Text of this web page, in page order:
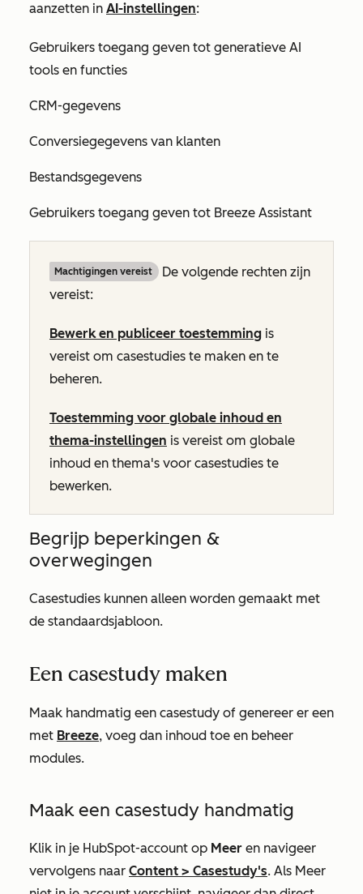
aanzetten in AI-instellingen:
Gebruikers toegang geven tot generatieve AI
tools en functies
CRM-gegevens
Conversiegegevens van klanten
Bestandsgegevens
Gebruikers toegang geven tot Breeze Assistant
Machtigingen vereist
De volgende rechten zijn
vereist:
Bewerk en publiceer toestemming is
vereist om casestudies te maken en te
beheren.
Toestemming voor globale inhoud en
thema-instellingen is vereist om globale
inhoud en thema's voor casestudies te
bewerken.
Begrijp beperkingen &
overwegingen
Casestudies kunnen alleen worden gemaakt met
de standaardsjabloon.
Een casestudy maken
Maak handmatig een casestudy of genereer er een
met Breeze, voeg dan inhoud toe en beheer
modules.
Maak een casestudy handmatig
Klik in je HubSpot-account op Meer en navigeer
vervolgens naar Content > Casestudy's. Als Meer